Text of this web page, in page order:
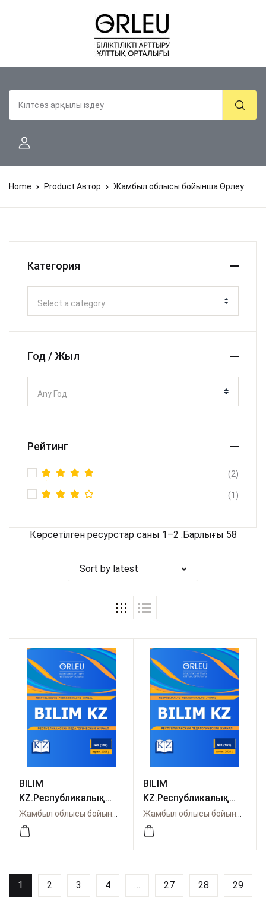
Home Product Автор Жамбыл облысы бойынша Өрлеу
Көрсетілген ресурстар саны 1–2 .Барлығы 58
Sort by latest
BILIM
KZ.Республикалық
педагогикалық
журналы.-2026.-№2
(162)ақпан.-63б.
BILIM
KZ.Республикалық
педагогикалық
журналы.-№1 (161)
Қантар, 2026ж.
1 2 3 4 … 27 28 29
Категория
Select a category
Год / Жыл
Any Год
Рейтинг
out of 5
(2)
of 5
(1)